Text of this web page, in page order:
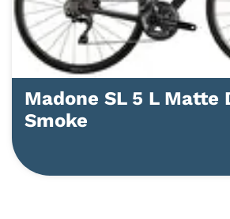
Madone SL 5 L Matte
Smoke